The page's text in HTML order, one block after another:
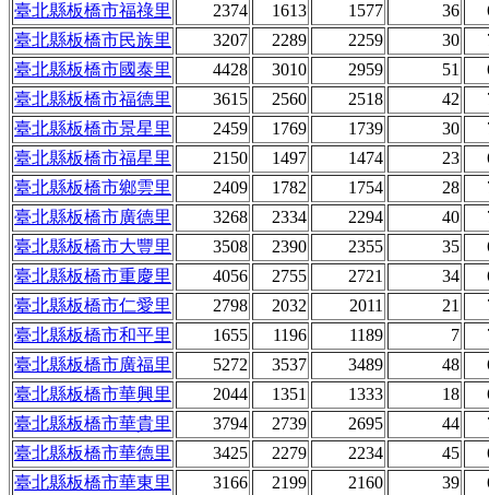
臺北縣板橋市福祿里
2374 1613 1577 36
臺北縣板橋市民族里
3207 2289 2259 30
臺北縣板橋市國泰里
4428 3010 2959 51
臺北縣板橋市福德里
3615 2560 2518 42
臺北縣板橋市景星里
2459 1769 1739 30
臺北縣板橋市福星里
2150 1497 1474 23
臺北縣板橋市鄉雲里
2409 1782 1754 28
臺北縣板橋市廣德里
3268 2334 2294 40
臺北縣板橋市大豐里
3508 2390 2355 35
臺北縣板橋市重慶里
4056 2755 2721 34
臺北縣板橋市仁愛里
2798 2032 2011 21
臺北縣板橋市和平里
1655 1196 1189 7
臺北縣板橋市廣福里
5272 3537 3489 48
臺北縣板橋市華興里
2044 1351 1333 18
臺北縣板橋市華貴里
3794 2739 2695 44
臺北縣板橋市華德里
3425 2279 2234 45
臺北縣板橋市華東里
3166 2199 2160 39